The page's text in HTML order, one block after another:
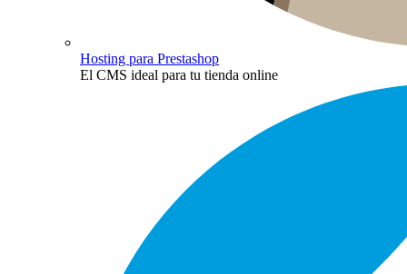
Hosting para Prestashop
El CMS ideal para tu tienda online